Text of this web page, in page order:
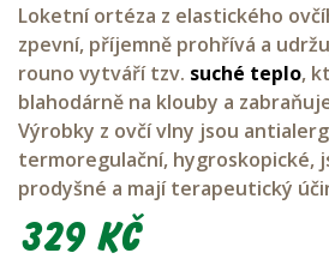
Loketní ortéza z elastického
zpevní, příjemně prohřívá a
rouno vytváří tzv. suché teplo,
blahodárně na klouby a
Výrobky z ovčí vlny jsou
termoregulační, hygroskopické,
prodyšné a mají terapeutický
329 Kč